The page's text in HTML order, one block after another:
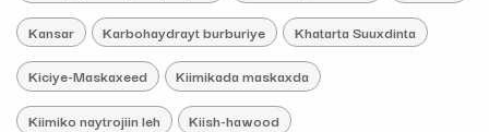
Kansar Karbohaydrayt burburiye Khatarta Suuxdinta
Kiciye-Maskaxeed Kiimikada maskaxda
Kiimiko naytrojiin leh Kiish-hawood